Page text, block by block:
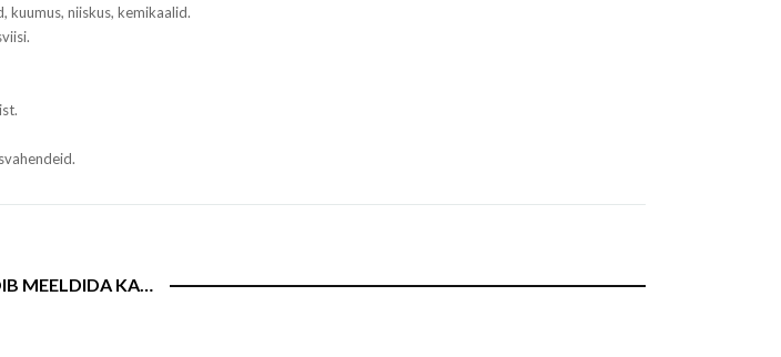
niiskus, kemikaalid.
MEELDIDA KA…